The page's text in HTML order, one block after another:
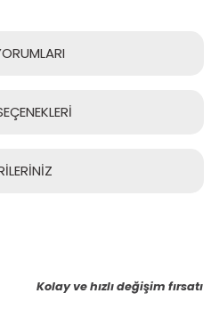
Kolay ve hızlı değişim fırsatı